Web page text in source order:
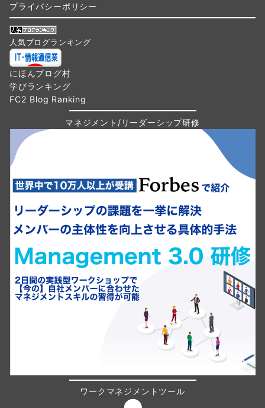
プライバシーポリシー
人気ブログランキング
にほんブログ村
学びランキング
FC2 Blog Ranking
マネジメント/リーダーシップ研修
ワークマネジメントツール